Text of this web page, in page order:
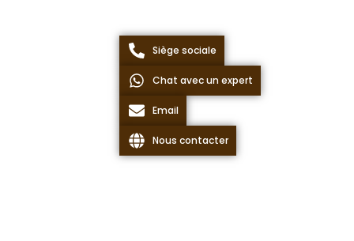
Siège sociale
Chat avec un expert
Email
Nous contacter